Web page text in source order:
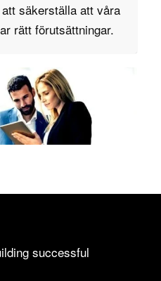
säkerställa att våra
rätt förutsättningar.
successful